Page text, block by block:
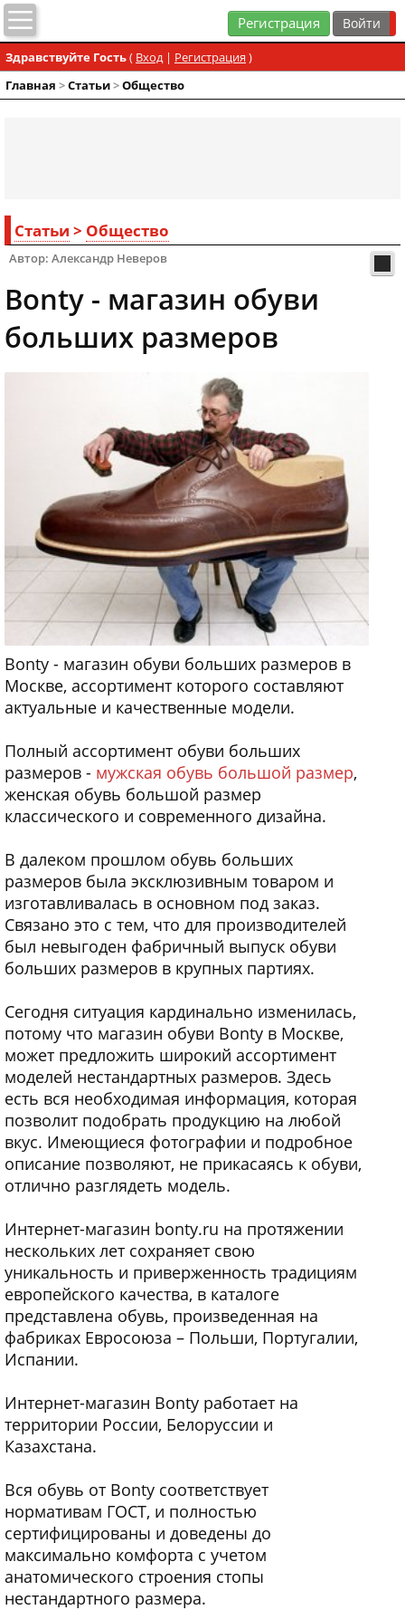
Регистрация
Здравствуйте Гость( Вход| Регистрация )
Главная >Статьи>Общество
Статьи > Общество
Автор: Александр Неверов
Bonty - магазин обуви
больших размеров
Bonty - магазин обуви больших размеров в
Москве, ассортимент которого составляют
актуальные и качественные модели.
Полный ассортимент обуви больших
размеров - мужская обувь большой размер,
женская обувь большой размер
классического и современного дизайна.
В далеком прошлом обувь больших
размеров была эксклюзивным товаром и
изготавливалась в основном под заказ.
Связано это с тем, что для производителей
был невыгоден фабричный выпуск обуви
больших размеров в крупных партиях.
Сегодня ситуация кардинально изменилась,
потому что магазин обуви Bonty в Москве,
может предложить широкий ассортимент
моделей нестандартных размеров. Здесь
есть вся необходимая информация, которая
позволит подобрать продукцию на любой
вкус. Имеющиеся фотографии и подробное
описание позволяют, не прикасаясь к обуви,
отлично разглядеть модель.
Интернет-магазин bonty.ru на протяжении
нескольких лет сохраняет свою
уникальность и приверженность традициям
европейского качества, в каталоге
представлена обувь, произведенная на
фабриках Евросоюза – Польши, Португалии,
Испании.
Интернет-магазин Bonty работает на
территории России, Белоруссии и
Казахстана.
Вся обувь от Bonty соответствует
нормативам ГОСТ, и полностью
сертифицированы и доведены до
максимально комфорта с учетом
анатомического строения стопы
нестандартного размера.